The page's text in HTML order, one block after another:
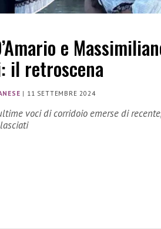
e
il retroscena
| 11 SETTEMBRE 2024
voci di corridoio emerse di